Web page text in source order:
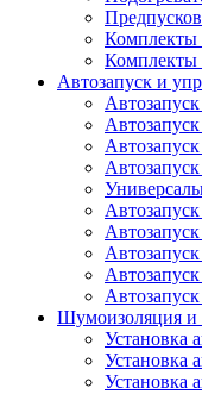
Комплекты
Комплекты
Автозапуск и
Шумоизоляция и
Установка
Установка
Установка